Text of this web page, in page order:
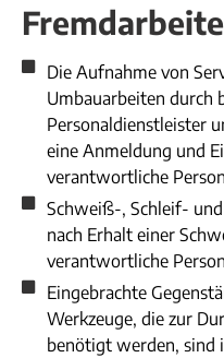
Die Aufnahme von
Umbauarbeiten durch
Personaldienstleister
eine Anmeldung und
verantwortliche
Schweiß-, Schleif-
nach Erhalt einer
verantwortliche
Eingebrachte
Werkzeuge, die zur
benötigt werden, sind